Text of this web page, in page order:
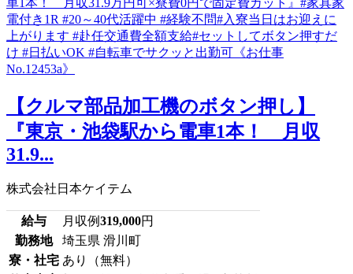
【クルマ部品加工機のボタン押し】
『東京・池袋駅から電車1本！ 月収
31.9...
株式会社日本ケイテム
給与 月収例319,000円
勤務地
埼玉県 滑川町
寮・社宅 あり（無料）